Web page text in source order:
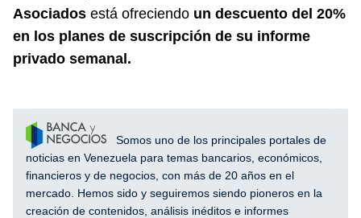
Asociados está ofreciendo un descuento del 20%
en los planes de suscripción de su informe
privado semanal.
Somos uno de los principales portales de
noticias en Venezuela para temas bancarios, económicos,
financieros y de negocios, con más de 20 años en el
mercado. Hemos sido y seguiremos siendo pioneros en la
creación de contenidos, análisis inéditos e informes